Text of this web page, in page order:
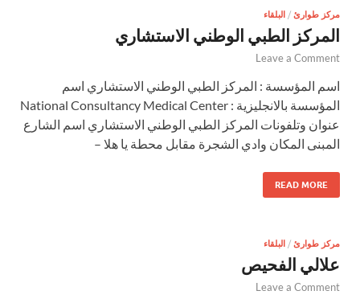
مركز طوارئ / البلقاء
المركز الطبي الوطني الاستشاري
Leave a Comment
اسم المؤسسة : المركز الطبي الوطني الاستشاري اسم
المؤسسة بالانجليزية : National Consultancy Medical Center
عنوان وتلفونات المركز الطبي الوطني الاستشاري اسم الشارع
المبنى المكان وادي الشجرة مقابل محطة يا هلا –
READ MORE
مركز طوارئ / البلقاء
علالي الفحيص
Leave a Comment